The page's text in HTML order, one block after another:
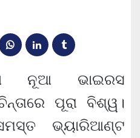
ନୂଆ ଭାଇରସ
ପୂରା ବିଶ୍ୱ।
ଭ୍ୟାରିଆଣ୍ଟ